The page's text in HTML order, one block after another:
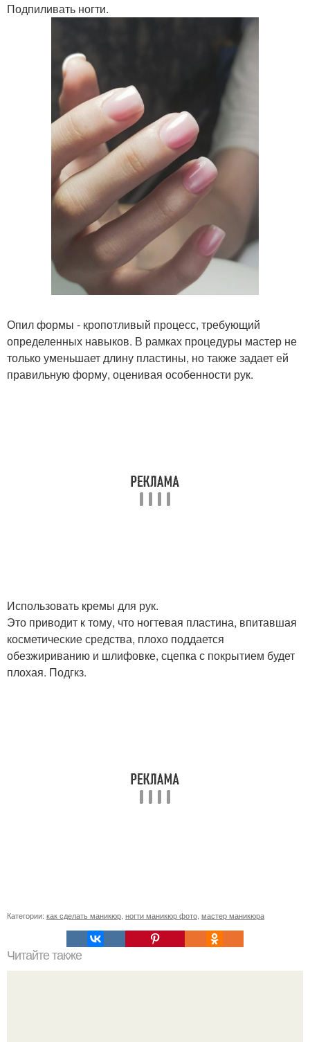
Подпиливать ногти.
Опил формы - кропотливый процесс, требующий
определенных навыков. В рамках процедуры мастер не
только уменьшает длину пластины, но также задает ей
правильную форму, оценивая особенности рук.
Использовать кремы для рук.
Это приводит к тому, что ногтевая пластина, впитавшая
косметические средства, плохо поддается
обезжириванию и шлифовке, сцепка с покрытием будет
плохая. Подгкз.
Категории: как сделать маникюр, ногти маникюр фото, мастер маникюра
Читайте также